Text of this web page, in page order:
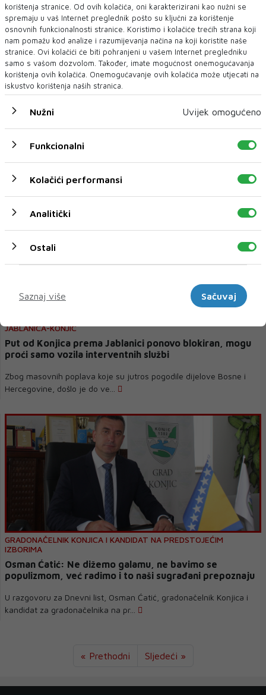
POPLAVE
Veći broj naselja u Konjicu i Jablanici i dalje bez struje,
proglašeno stanje prirodne nesreće za područje
Drežnice
Situacija na poplavljenim područjima u SBK i HNK od jutros se
popravlja. Kako je za N1 rekla Majd...
JABLANICA-KONJIC
Put od Konjica prema Jablanici ponovo blokiran, mogu
proći samo vozila interventnih službi
Zbog masovnih poplava koje su jutros pogodile dijelove Bosne i
Hercegovine, došlo je do ve...
GRADONAČELNIK KONJICA I KANDIDAT NA PREDSTOJEĆIM
IZBORIMA
Osman Ćatić: Ne dižemo galamu, ne bavimo se
populizmom, već radimo i to naši sugrađani prepoznaju
U razgovoru za Dnevni list, Osman Ćatić, gradonačelnik Konjica i
kandidat za gradonačelnika na pr...
« Prethodni Sljedeći »
korištenja stranice. Od ovih kolačića, oni karakterizirani kao nužni se
spremaju u vaš Internet preglednik pošto su ključni za korištenje
osnovnih funkcionalnosti stranice. Koristimo i kolačiće trećih strana koji
nam pomažu kod analize i razumijevanja načina na koji koristite naše
stranice. Ovi kolačići će biti pohranjeni u vašem Internet pregledniku
samo s vašom dozvolom. Također, imate mogućnost onemogućavanja
korištenja ovih kolačića. Onemogućavanje ovih kolačića može utjecati na
iskustvo korištenja naših stranica.
Nužni Uvijek omogućeno
Funkcionalni
Kolačići performansi
Analitički
Ostali
Saznaj više
Sačuvaj